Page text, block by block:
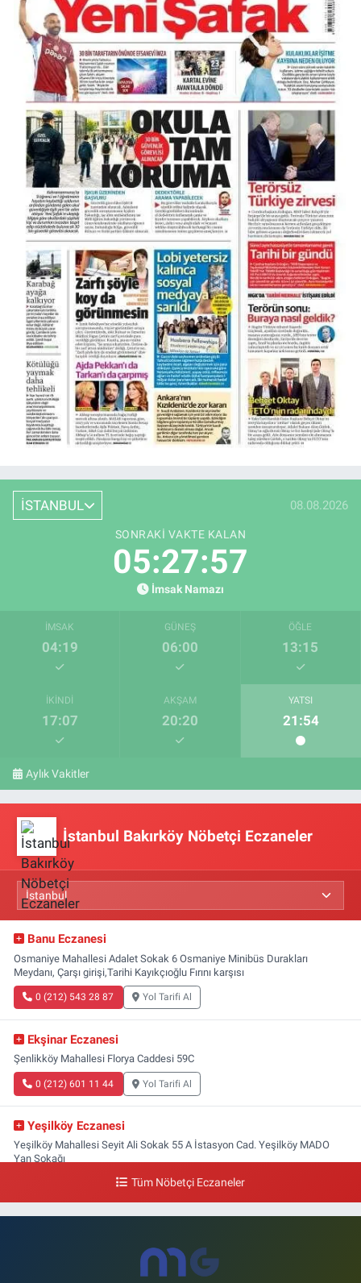
İSTANBUL 08.08.2026
SONRAKI VAKTE KALAN
05:27:56
İmsak Namazı
İMSAK
04:19
GÜNEŞ
06:00
ÖĞLE
13:15
İKINDI
17:07
AKŞAM
20:20
YATSI
21:54
Aylık Vakitler
İstanbul Bakırköy Nöbetçi Eczaneler
Banu Eczanesi
Osmaniye Mahallesi Adalet Sokak 6 Osmaniye Minibüs Durakları
Meydanı, Çarşı girişi,Tarihi Kayıkçıoğlu Fırını karşısı
0 (212) 543 28 87 Yol Tarifi Al
Ekşinar Eczanesi
Şenlikköy Mahallesi Florya Caddesi 59C
0 (212) 601 11 44 Yol Tarifi Al
Yeşilköy Eczanesi
Yeşilköy Mahallesi Seyit Ali Sokak 55 A İstasyon Cad. Yeşilköy MADO
Yan Sokağı
Yol Tarifi Al
Ataköy 3-4-11. Kısım Mahallesi Dr. Remzi Kazancıgil Caddesi Ataköy
4.Kısım Çarşısı No:12 Ataköy 4.Kısım Çarşısı
Tüm Nöbetçi Eczaneler